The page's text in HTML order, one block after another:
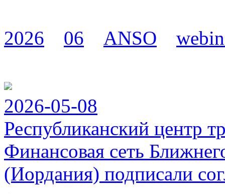
2026 06 ANSO
2026-05-08
Республиканский центр
Финансовая сеть
(Иордания) подписали